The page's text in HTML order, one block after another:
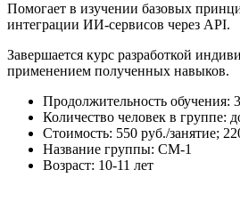
Помогает в изучении базовых
интеграции ИИ-сервисов через API.
Завершается курс разработкой
применением полученных навыков.
Продолжительность обучения:
Количество человек в группе:
Стоимость: 550 руб./занятие;
Название группы: СМ-1
Возраст: 10-11 лет